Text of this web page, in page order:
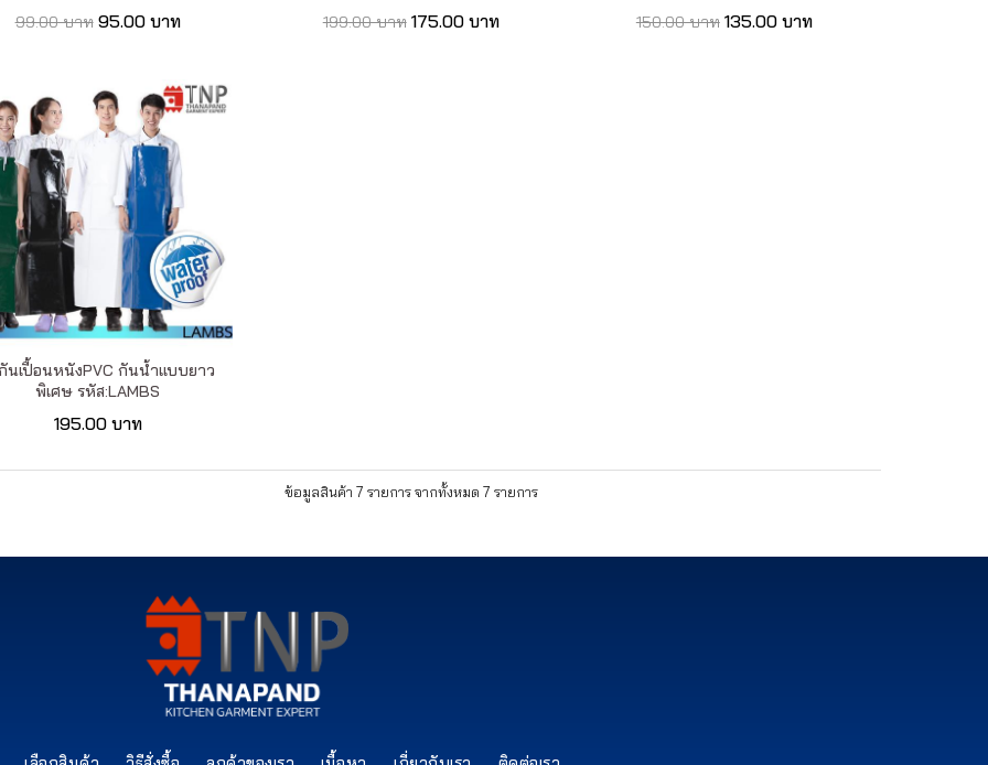
99.00 บาท 95.00 บาท 199.00 บาท 175.00 บาท 150.00 บาท 135.00 บาท
นเปื้อนหนังPVC กันน้ำแบบยาว
พิเศษ รหัส:LAMBS
195.00 บาท
ข้อมูลสินค้า 7 รายการ จากทั้งหมด 7 รายการ